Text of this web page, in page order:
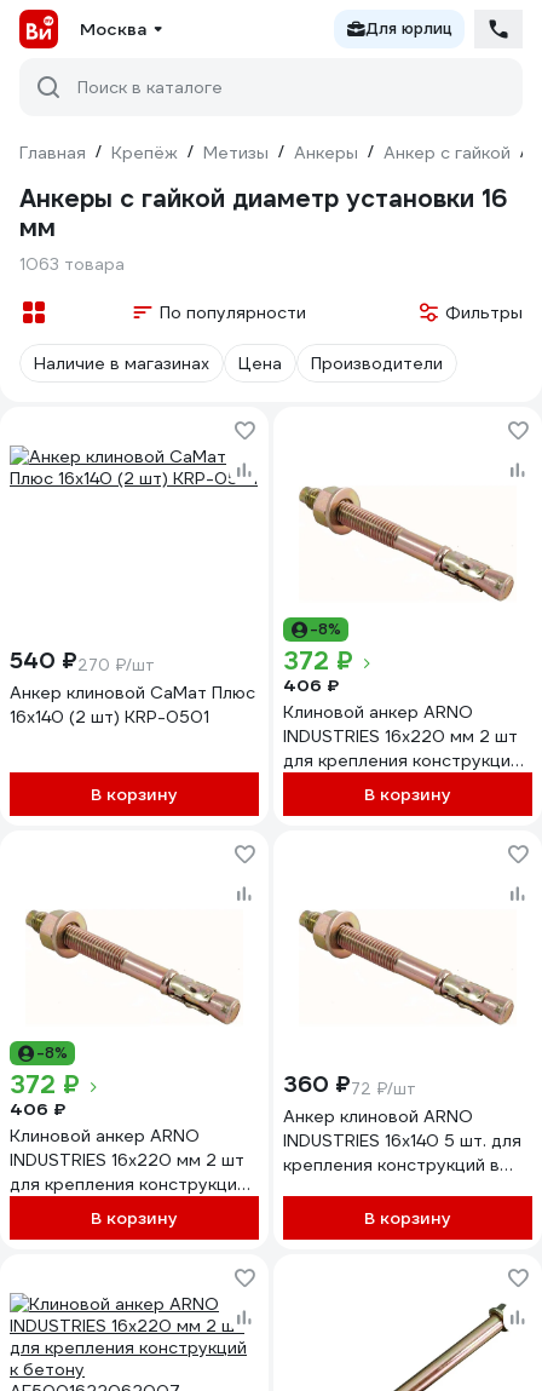
Москва Для юрлиц
Поиск в каталоге
Главная / Крепёж / Метизы / Анкеры / Анкер с гайкой /
Анкеры с гайкой диаметр установки 16
мм
1063 товара
По популярности Фильтры
Наличие в магазинах Цена Производители
540 ₽270 ₽/шт
Анкер клиновой СаМат Плюс
16х140 (2 шт) KRP-0501
В корзину
-8%
372 ₽
406 ₽
Клиновой анкер ARNO
INDUSTRIES 16х220 мм 2 шт
для крепления конструкций
к бетону без покрытия
AE5001622034007
В корзину
-8%
372 ₽
406 ₽
Клиновой анкер ARNO
INDUSTRIES 16х220 мм 2 шт
для крепления конструкций
AE5001622061607
В корзину
360 ₽72 ₽/шт
Анкер клиновой ARNO
INDUSTRIES 16х140 5 шт. для
крепления конструкций в
В корзину